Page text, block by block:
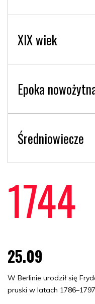
1744
25.09
W Berlinie urodził się
pruski w latach
XIX wiek
Epoka
Średniowiecze